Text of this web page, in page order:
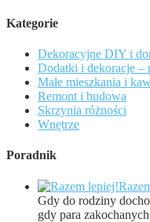
Kategorie
Dekoracyjne DIY i
Dodatki i dekoracje –
Małe mieszkania i
Remont i budowa
Skrzynia różności
Wnętrze
Poradnik
Gdy do rodziny
gdy para